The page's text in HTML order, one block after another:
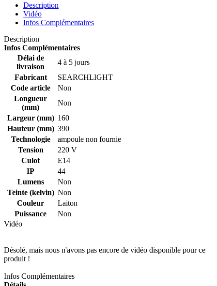
Description
Vidéo
Infos Complémentaires
Description
Infos Complémentaires
Délai de
livraison
4 à 5 jours
Fabricant
SEARCHLIGHT
Code article
Non
Longueur
(mm)
Non
Largeur (mm) 160
Hauteur (mm) 390
Technologie
ampoule non fournie
Tension
220 V
Culot
E14
IP
44
Lumens
Non
Teinte (kelvin) Non
Couleur
Laiton
Puissance
Non
Vidéo
Désolé, mais nous n'avons pas encore de vidéo disponible pour ce
produit !
Infos Complémentaires